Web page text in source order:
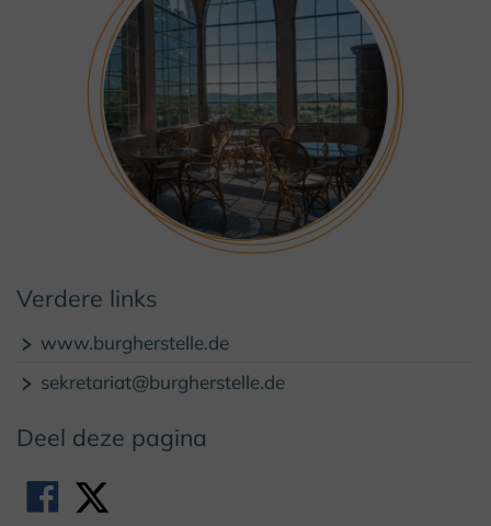
Verdere links
www.burgherstelle.de
sekretariat@burgherstelle.de
Deel deze pagina